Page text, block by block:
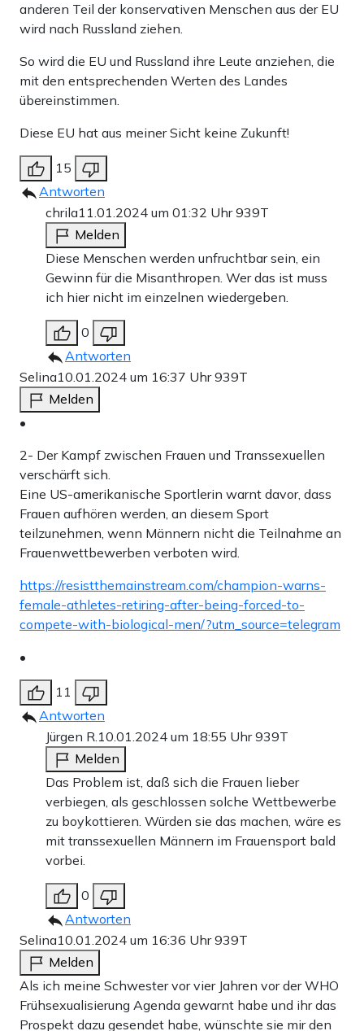
anderen Teil der konservativen Menschen aus der EU
wird nach Russland ziehen.
So wird die EU und Russland ihre Leute anziehen, die
mit den entsprechenden Werten des Landes
übereinstimmen.
Diese EU hat aus meiner Sicht keine Zukunft!
15
Antworten
chrila11.01.2024 um 01:32 Uhr939T
Melden
Diese Menschen werden unfruchtbar sein, ein
Gewinn für die Misanthropen. Wer das ist muss
ich hier nicht im einzelnen wiedergeben.
0
Antworten
Selina10.01.2024 um 16:37 Uhr939T
Melden
•
2- Der Kampf zwischen Frauen und Transsexuellen
verschärft sich.
Eine US-amerikanische Sportlerin warnt davor, dass
Frauen aufhören werden, an diesem Sport
teilzunehmen, wenn Männern nicht die Teilnahme an
Frauenwettbewerben verboten wird.
https://resistthemainstream.com/champion-warns-
female-athletes-retiring-after-being-forced-to-
compete-with-biological-men/?utm_source=telegram
•
11
Antworten
Jürgen R.10.01.2024 um 18:55 Uhr939T
Melden
Das Problem ist, daß sich die Frauen lieber
verbiegen, als geschlossen solche Wettbewerbe
zu boykottieren. Würden sie das machen, wäre es
mit transsexuellen Männern im Frauensport bald
vorbei.
0
Antworten
Selina10.01.2024 um 16:36 Uhr939T
Melden
Als ich meine Schwester vor vier Jahren vor der WHO
Frühsexualisierung Agenda gewarnt habe und ihr das
Prospekt dazu gesendet habe, wünschte sie mir den